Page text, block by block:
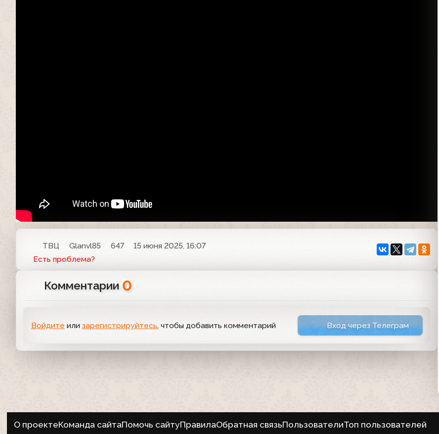
ТВЦ Glanvl85 647
15 июня 2025, 16:07
Есть проблема?
Комментарии 0
Войдите или зарегистрируйтесь, чтобы добавить комментарий Вход через Телеграм
О проектеКоманда сайтаПомочь сайтуПравилаОбратная связьПользователиТоп пользователей